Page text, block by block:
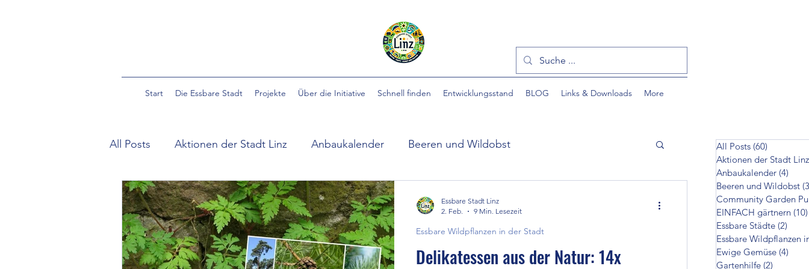
Start Die Essbare Stadt Projekte Über die Initiative Schnell finden Entwicklungsstand BLOG Links & Downloads More
All Posts Aktionen der Stadt Linz Anbaukalender Beeren und Wildobst
Community Garden Pulvermühlpark EINFACH gärtnern
Essbare Wildpflanzen in der Stadt Ewige Gemüse Gartenhilfe
Delikatessen aus der Natur: 14x
Essbare Wildpflanzen in der Stadt
Essbare Stadt Linz
2. Feb.
9 Min. Lesezeit
All Posts (60)
Aktionen der Stadt Linz
Anbaukalender (4)
Beeren und Wildobst
EINFACH gärtnern (10)
Essbare Städte (2)
Essbare Wildpflanzen
Ewige Gemüse (4)
Gartenhilfe (2)